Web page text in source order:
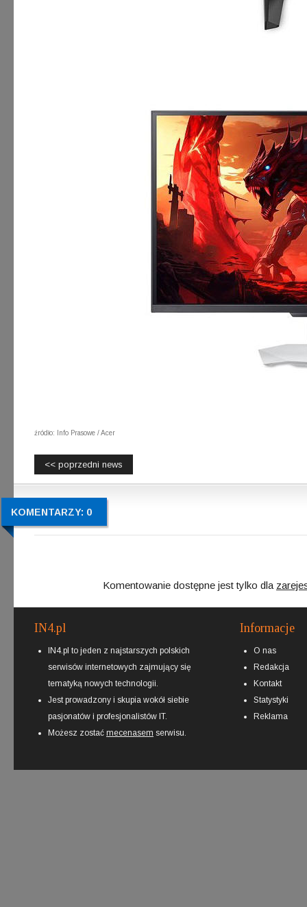
źródło: Info Prasowe / Acer
<< poprzedni news
KOMENTARZY: 0
Komentowanie dostępne jest tylko dla
IN4.pl
IN4.pl to jeden z najstarszych polskich
serwisów internetowych zajmujący się
tematyką nowych technologii.
Jest prowadzony i skupia wokół siebie
pasjonatów i profesjonalistów IT.
Możesz zostać mecenasem serwisu.
Informacje
O nas
Redakcja
Kontakt
Statystyki
Reklama